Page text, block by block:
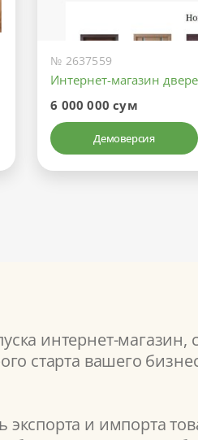
№ 2637559
Интернет-магазин
6 000 000 сум
Демоверсия
интернет-
старта вашего
и импорта